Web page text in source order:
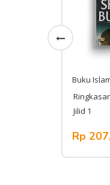
Buku
Jilid 1
Rp